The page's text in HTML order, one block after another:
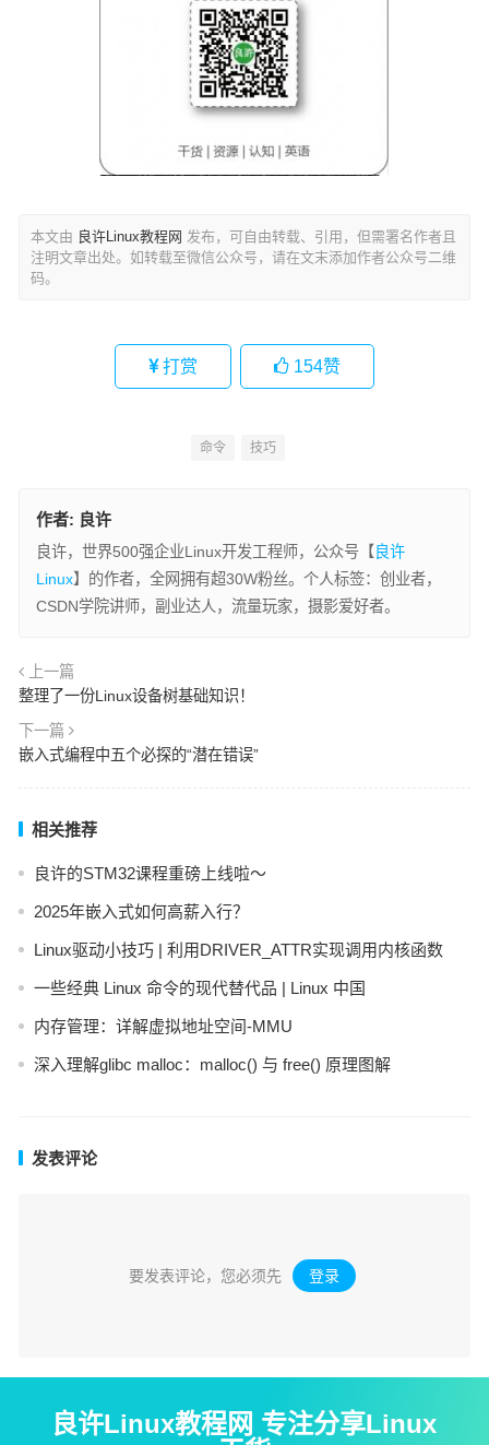
本文由 良许Linux教程网 发布，可自由转载、引用，但需署名作者且
注明文章出处。如转载至微信公众号，请在文末添加作者公众号二维
码。
打赏 154赞
命令 技巧
作者: 良许
良许，世界500强企业Linux开发工程师，公众号【 良许
Linux】的作者，全网拥有超30W粉丝。个人标签：创业者，
CSDN学院讲师，副业达人，流量玩家，摄影爱好者。
上一篇
整理了一份Linux设备树基础知识！
下一篇
嵌入式编程中五个必探的“潜在错误”
相关推荐
良许的STM32课程重磅上线啦～
2025年嵌入式如何高薪入行？
Linux驱动小技巧 | 利用DRIVER_ATTR实现调用内核函数
一些经典 Linux 命令的现代替代品 | Linux 中国
内存管理：详解虚拟地址空间-MMU
深入理解glibc malloc：malloc() 与 free() 原理图解
发表评论
要发表评论，您必须先 登录 。
良许Linux教程网 专注分享Linux